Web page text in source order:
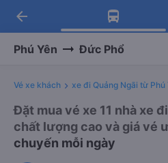
Tải app Vexere
Nhận ưu đãi thành
Tải app Vexere
-30k/ghế khi đặt vé
arrow_back
Phú Yên Đức Phổ
Vé xe khách xe đi Quảng Ngãi từ Phú
Đặt mua vé xe 11 nhà xe
chất lượng cao và giá vé
chuyến mỗi ngày